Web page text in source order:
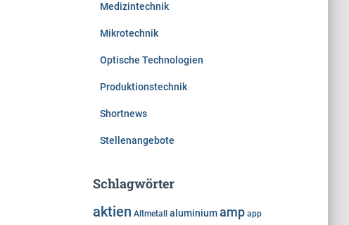
Medizintechnik
Mikrotechnik
Optische Technologien
Produktionstechnik
Shortnews
Stellenangebote
Schlagwörter
aktien Altmetall aluminium amp app